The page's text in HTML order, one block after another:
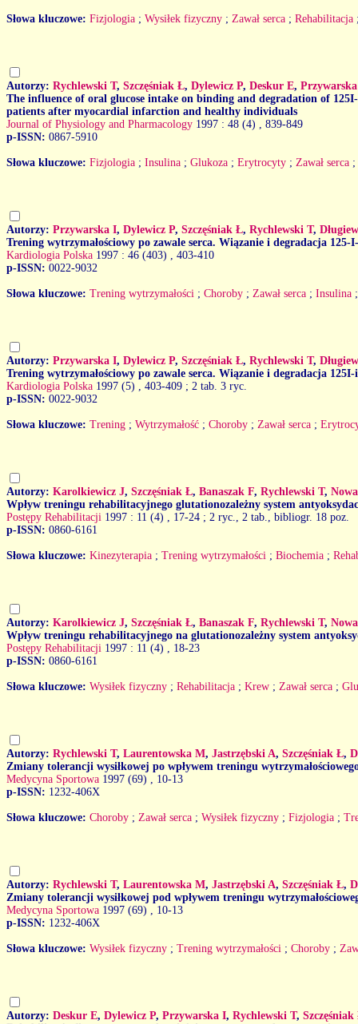
Słowa kluczowe: Fizjologia ; Wysiłek fizyczny ; Zawał serca ; Rehabilitacja
Autorzy: Rychlewski T, Szczęśniak Ł, Dylewicz P, Deskur E,
The influence of oral glucose intake on binding and degradation of
patients after myocardial infarction and healthy individuals
Journal of Physiology and Pharmacology 1997 : 48 (4)
, 839-849
p-ISSN: 0867-5910
Słowa kluczowe: Fizjologia ; Insulina ; Glukoza ; Erytrocyty ; Zawał serca ;
Autorzy: Przywarska I, Dylewicz P, Szczęśniak Ł, Rychlewski T,
Trening wytrzymałościowy po zawale serca. Wiązanie i degradacja
Kardiologia Polska 1997 : 46 (403)
, 403-410
p-ISSN: 0022-9032
Słowa kluczowe: Trening wytrzymałości ; Choroby ; Zawał serca ; Insulina
Autorzy: Przywarska I, Dylewicz P, Szczęśniak Ł, Rychlewski T,
Trening wytrzymałościowy po zawale serca. Wiązanie i degradacja
Kardiologia Polska 1997 (5)
, 403-409 ; 2 tab. 3 ryc.
p-ISSN: 0022-9032
Słowa kluczowe: Trening ; Wytrzymałość ; Choroby ; Zawał serca ;
Autorzy: Karolkiewicz J, Szczęśniak Ł, Banaszak F, Rychlewski T,
Wpływ treningu rehabilitacyjnego glutationozależny system
Postępy Rehabilitacji 1997 : 11 (4)
, 17-24 ; 2 ryc., 2 tab., bibliogr. 18 poz.
p-ISSN: 0860-6161
Słowa kluczowe: Kinezyterapia ; Trening wytrzymałości ; Biochemia ;
Autorzy: Karolkiewicz J, Szczęśniak Ł, Banaszak F, Rychlewski T,
Wpływ treningu rehabilitacyjnego na glutationozależny system
Postępy Rehabilitacji 1997 : 11 (4)
, 18-23
p-ISSN: 0860-6161
Słowa kluczowe: Wysiłek fizyczny ; Rehabilitacja ; Krew ; Zawał serca ;
Autorzy: Rychlewski T, Laurentowska M, Jastrzębski A, Szczęśniak Ł,
Zmiany tolerancji wysiłkowej po wpływem treningu
Medycyna Sportowa 1997 (69)
, 10-13
p-ISSN: 1232-406X
Słowa kluczowe: Choroby ; Zawał serca ; Wysiłek fizyczny ; Fizjologia ;
Autorzy: Rychlewski T, Laurentowska M, Jastrzębski A, Szczęśniak Ł,
Zmiany tolerancji wysiłkowej pod wpływem treningu
Medycyna Sportowa 1997 (69)
, 10-13
p-ISSN: 1232-406X
Słowa kluczowe: Wysiłek fizyczny ; Trening wytrzymałości ; Choroby ;
Autorzy: Deskur E, Dylewicz P, Przywarska I, Rychlewski T, Szczęśniak